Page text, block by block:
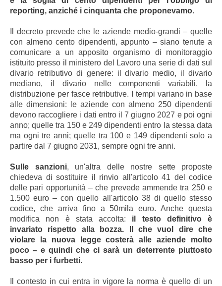
reporting, anziché i cinquanta che proponevamo.
Il decreto prevede che le aziende medio-grandi – quelle
con almeno cento dipendenti, appunto – siano tenute a
comunicare a un apposito organismo di monitoraggio
istituito presso il ministero del Lavoro una serie di dati sul
divario retributivo di genere: il divario medio, il divario
mediano, il divario nelle componenti variabili, la
distribuzione per fasce retributive. I tempi variano in base
alle dimensioni: le aziende con almeno 250 dipendenti
devono raccogliere i dati entro il 7 giugno 2027 e poi ogni
anno; quelle tra 150 e 249 dipendenti entro la stessa data
ma ogni tre anni; quelle tra 100 e 149 dipendenti solo a
partire dal 7 giugno 2031, sempre ogni tre anni.
Sulle sanzioni, un'altra delle nostre sette proposte
chiedeva di sostituire il rinvio all'articolo 41 del codice
delle pari opportunità – che prevede ammende tra 250 e
1.500 euro – con quello all'articolo 38 di quello stesso
codice, che arriva fino a 50mila euro. Anche questa
modifica non è stata accolta: il testo definitivo è
invariato rispetto alla bozza. Il che vuol dire che
violare la nuova legge costerà alle aziende molto
poco – e quindi che ci sarà un deterrente piuttosto
basso per i furbetti.
Il contesto in cui entra in vigore la norma è quello di un